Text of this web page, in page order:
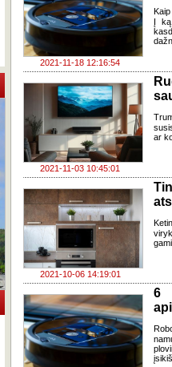
2021-11-18 12:16:54
Į ką
2021-11-03 10:45:01
ar
2021-10-06 14:19:01
6